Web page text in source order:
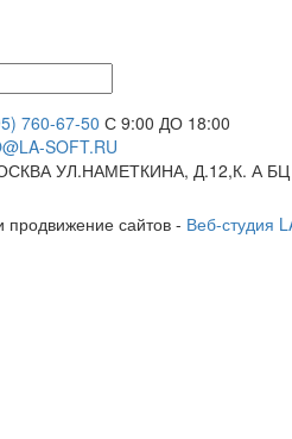
760-67-50 С 9:00 ДО 18:00
SOFT.RU
УЛ.НАМЕТКИНА, Д.12,К. А
продвижение сайтов - Веб-студия